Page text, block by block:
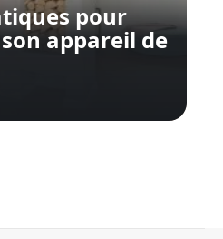
pour
appareil de